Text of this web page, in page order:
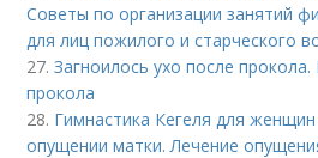
Советы по организации занятий
для лиц пожилого и старческого
27.Загноилось ухо после
прокола
28. Гимнастика Кегеля для
опущении матки. Лечение